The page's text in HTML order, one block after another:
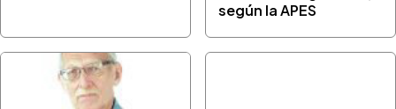
según la APES